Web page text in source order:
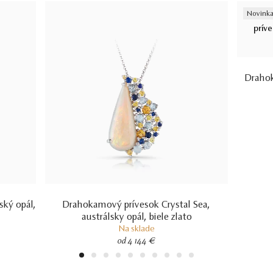
opál,
Drahokamový prívesok Crystal Sea,
austrálsky opál, biele zlato
Na sklade
od 4 144 €
Novinka
1 2 3 4 5 6 7 8 9 10